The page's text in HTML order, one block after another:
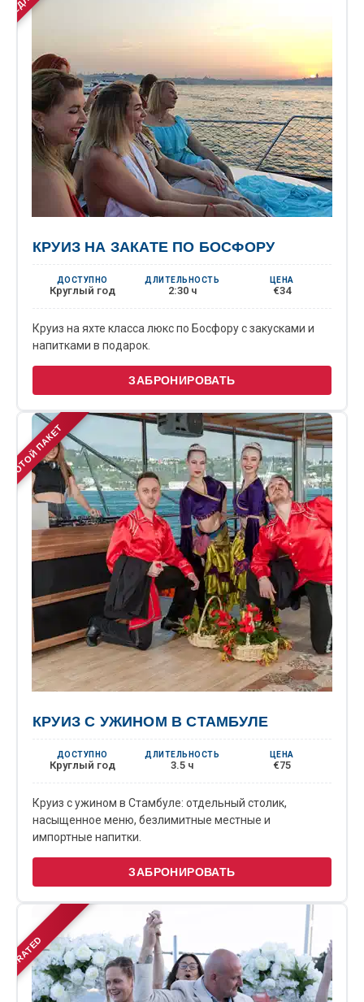
КРУИЗ НА ЗАКАТЕ ПО БОСФОРУ
ДОСТУПНО
Круглый год
ДЛИТЕЛЬНОСТЬ
2:30 ч
ЦЕНА
€34
Круиз на яхте класса люкс по Босфору с закусками и
напитками в подарок.
ЗАБРОНИРОВАТЬ
ПАКЕТ
КРУИЗ С УЖИНОМ В СТАМБУЛЕ
ДОСТУПНО
Круглый год
ДЛИТЕЛЬНОСТЬ
3.5 ч
ЦЕНА
€75
Круиз с ужином в Стамбуле: отдельный столик,
насыщенное меню, безлимитные местные и
импортные напитки.
ЗАБРОНИРОВАТЬ
RATED